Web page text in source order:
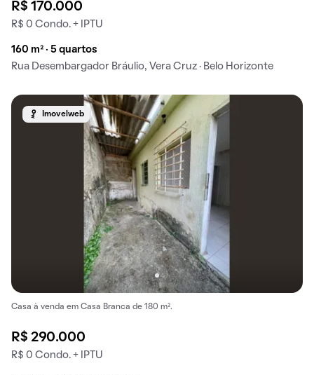
R$ 170.000
R$ 0 Condo. + IPTU
160 m² · 5 quartos
Rua Desembargador Bráulio, Vera Cruz · Belo Horizonte
Imovelweb
Casa à venda em Casa Branca de 180 m².
R$ 290.000
R$ 0 Condo. + IPTU